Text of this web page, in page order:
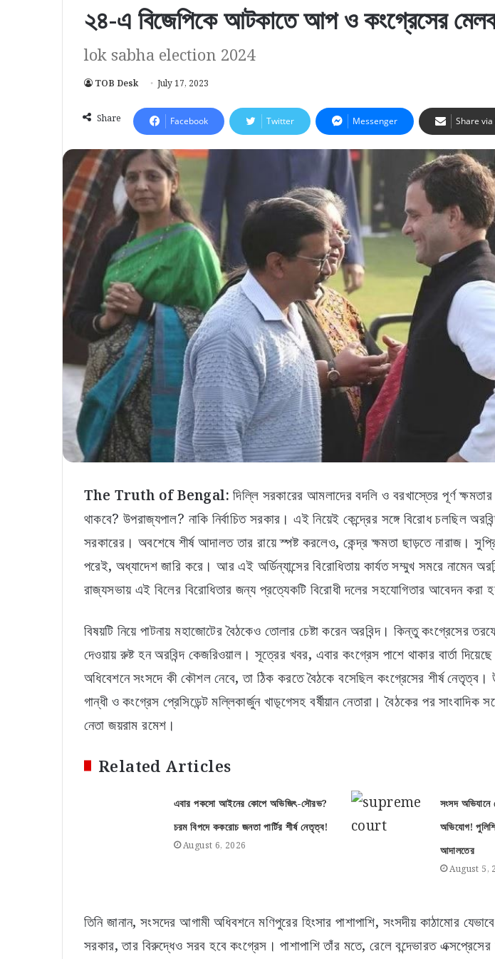
২৪-এ বিজেপিকে আটকাতে আপ ও কংগ্রেসের
lok sabha election 2024
TOB Desk July 17, 2023
Share Facebook Twitter Messenger Share via
The Truth of Bengal: দিল্লি সরকারের আমলাদের বদলি ও বরখাস্তের পূর্ণ
থাকবে? উপরাজ্যপাল? নাকি নির্বাচিত সরকার। এই নিয়েই কেন্দ্রের সঙ্গে বিরোধ চলছিল
সরকারের। অবশেষে শীর্ষ আদালত তার রায়ে স্পষ্ট করলেও, কেন্দ্র ক্ষমতা ছাড়তে নারাজ।
পরেই, অধ্যাদেশ জারি করে। আর এই অর্ডিন্যান্সের বিরোধিতায় কার্যত সম্মুখ সমরে নামেন
রাজ্যসভায় এই বিলের বিরোধিতার জন্য প্রত্যেকটি বিরোধী দলের সহযোগিতার আবেদন
বিষয়টি নিয়ে পাটনায় মহাজোটের বৈঠকেও তোলার চেষ্টা করেন অরবিন্দ। কিন্তু কংগ্রেসের
দেওয়ায় রুষ্ট হন অরবিন্দ কেজরিওয়াল। সূত্রের খবর, এবার কংগ্রেস পাশে থাকার বার্তা
অধিবেশনে সংসদে কী কৌশল নেবে, তা ঠিক করতে বৈঠকে বসেছিল কংগ্রেসের শীর্ষ নেতৃত্ব।
গান্ধী ও কংগ্রেস প্রেসিডেন্ট মল্লিকার্জুন খাড়্গেসহ বর্ষীয়ান নেতারা। বৈঠকের পর সাংবাদিক
নেতা জয়রাম রমেশ।
Related Articles
এবার পকসো আইনের কোপে অভিজিৎ-সৌরভ?
চরম বিপদে ককরোচ জনতা পার্টির শীর্ষ নেতৃত্ব!
August 6, 2026
সংসদ অভিযানে
অভিযোগ!
আদালতের
August 5,
তিনি জানান, সংসদের আগামী অধিবশনে মণিপুরের হিংসার পাশাপাশি, সংসদীয় কাঠামোর
সরকার, তার বিরুদ্ধেও সরব হবে কংগ্রেস। পাশাপাশি তাঁর মতে, রেলে বন্দেভারত
সহ একাধিক পণ্য